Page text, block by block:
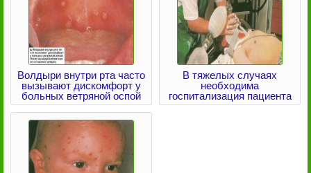
Волдыри внутри рта часто
вызывают дискомфорт у
больных ветряной оспой
В тяжелых случаях
необходима
госпитализация пациента